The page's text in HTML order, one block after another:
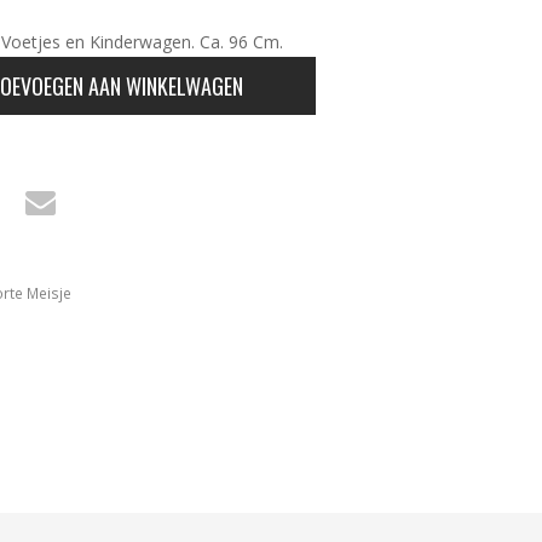
en Kinderwagen. Ca. 96 Cm.
AAN WINKELWAGEN
Meisje